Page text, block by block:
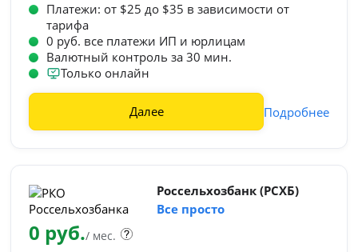
Платежи: от $25 до $35 в зависимости от
тарифа
0 руб. все платежи ИП и юрлицам
Валютный контроль за 30 мин.
Только онлайн
Далее Подробнее
Россельхозбанк (РСХБ)
Все просто
0 руб./ мес.